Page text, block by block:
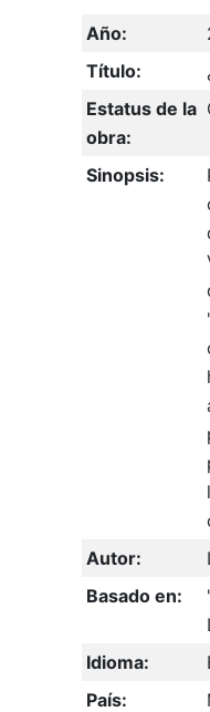
Año:
Título:
Estatus de la
obra:
Sinopsis:
Autor:
Basado en:
Idioma:
País: